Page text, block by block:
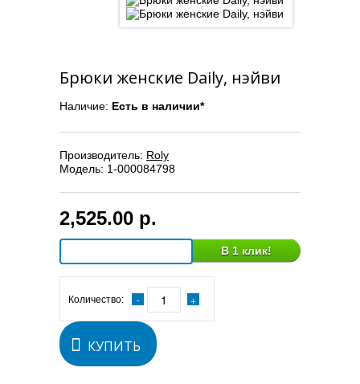
Брюки женские Daily, нэйви
Наличие: Есть в наличии*
Производитель: Roly
Модель: 1-000084798
2,525.00 р.
В 1 клик!
Количество:
КУПИТЬ